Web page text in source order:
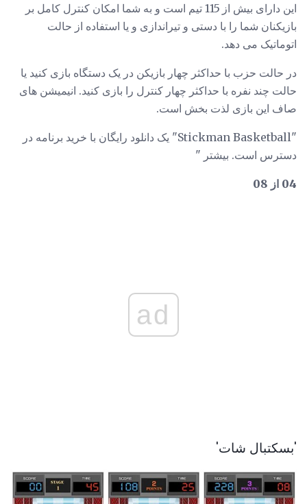
این دارای بیش از 115 تیم است و به شما امکان کنترل کامل بر
بازیکنان شما را با دستی و تیراندازی و یا استفاده از حالت
اتوماتیک می دهد.
در حالت حزب با حداکثر چهار بازیکن در یک دستگاه بازی کنید یا
حالت چند نفره با حداکثر چهار کنترل را بازی کنید. انیمیشن های
صاف این بازی لذت بخش است.
"Stickman Basketball" یک دانلود رایگان با خرید برنامه در
دسترس است. بیشتر "
04 از 08
ad
'بسکتبال شات'